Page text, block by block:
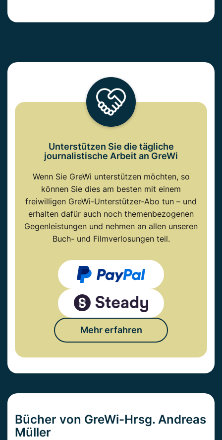
Unterstützen Sie die tägliche
journalistische Arbeit an GreWi
Wenn Sie GreWi unterstützen möchten, so
können Sie dies am besten mit einem
freiwilligen GreWi-Unterstützer-Abo tun – und
erhalten dafür auch noch themenbezogenen
Gegenleistungen und nehmen an allen unseren
Buch- und Filmverlosungen teil.
Mehr erfahren
Bücher von GreWi-Hrsg. Andreas
Müller